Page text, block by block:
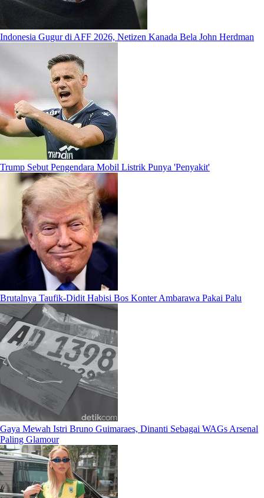
Indonesia Gugur di AFF 2026, Netizen Kanada Bela John Herdman
Trump Sebut Pengendara Mobil Listrik Punya 'Penyakit'
Brutalnya Taufik-Didit Habisi Bos Konter Ambarawa Pakai Palu
Gaya Mewah Istri Bruno Guimaraes, Dinanti Sebagai WAGs Arsenal
Paling Glamour